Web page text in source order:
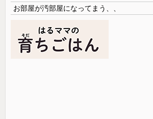
お部屋が汚部屋になってまう、、